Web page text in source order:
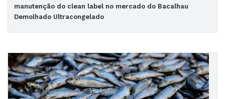
manutenção do clean label no mercado do Bacalhau
Demolhado Ultracongelado